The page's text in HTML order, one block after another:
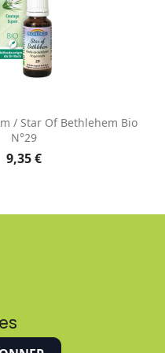
rapide
/ Star Of Bethlehem Bio
N°29
9,35 €